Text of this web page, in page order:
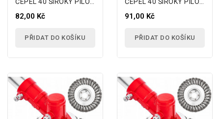
82,00 Kč
PŘIDAT DO KOŠÍKU
91,00 Kč
PŘIDAT DO KOŠÍKU